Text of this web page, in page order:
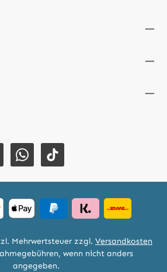
Mehrwertsteuer zzgl. Versandkosten
wenn nicht anders
angegeben.